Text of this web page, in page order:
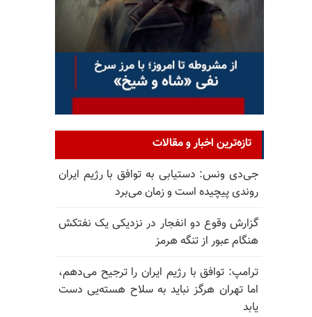
تازه‌ترین اخبار و مقالات
جی‌دی ونس: دستیابی به توافق با رژیم ایران
روندی پیچیده است و زمان می‌برد
گزارش وقوع دو انفجار در نزدیکی یک نفتکش
هنگام عبور از تنگه هرمز
ترامپ: توافق با رژیم ایران را ترجیح می‌دهم،
اما تهران هرگز نباید به سلاح هسته‌یی دست
یابد